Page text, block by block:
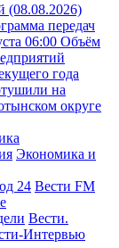
(08.08.2026)
передач
06:00 Объём
года
на
округе
Экономика и
24 Вести FM
Вести.
Интервью